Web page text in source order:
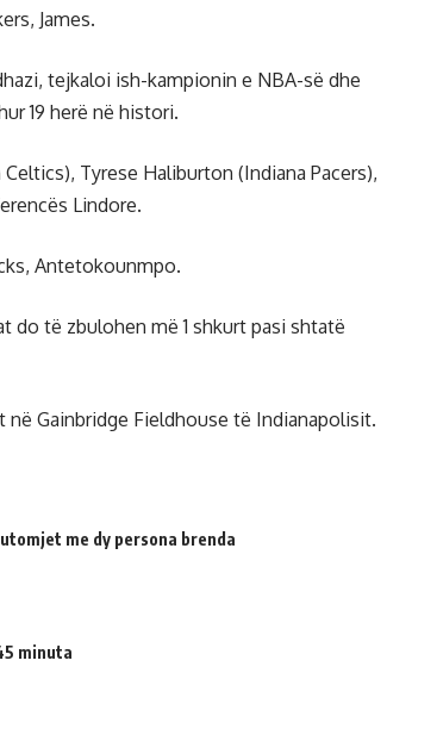
James.
tejkaloi ish-kampionin e NBA-së dhe
19 herë në histori.
Tyrese Haliburton (Indiana Pacers),
Lindore.
Antetokounmpo.
do të zbulohen më 1 shkurt pasi shtatë
në Gainbridge Fieldhouse të Indianapolisit.
me dy persona brenda
minuta